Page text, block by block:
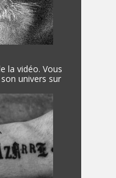
la vidéo. Vous
univers sur